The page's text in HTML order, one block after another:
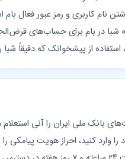
نام کاربری و رمز عبور فعال
در بام برای حساب‌های
از پیشخوانک که دقیقاً
بانک ملی ایران را آنی